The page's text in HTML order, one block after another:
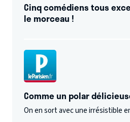
Cinq comédiens tous
le morceau !
Comme un polar
On en sort avec une irrésistible